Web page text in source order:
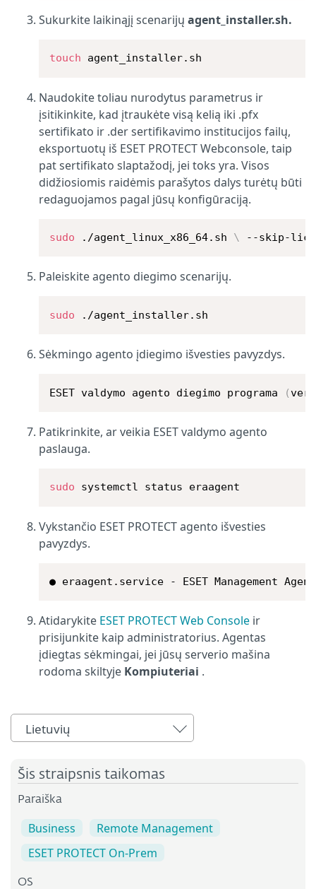
Sukurkite laikinąjį scenarijų agent_installer.sh.
touch agent_installer.sh
Naudokite toliau nurodytus parametrus ir
įsitikinkite, kad įtraukėte visą kelią iki .pfx
sertifikato ir .der sertifikavimo institucijos failų,
eksportuotų iš ESET PROTECT Webconsole, taip
pat sertifikato slaptažodį, jei toks yra. Visos
didžiosiomis raidėmis parašytos dalys turėtų būti
redaguojamos pagal jūsų konfigūraciją.
sudo ./agent_linux_x86_64.sh \ --skip-
Paleiskite agento diegimo scenarijų.
sudo ./agent_installer.sh
Sėkmingo agento įdiegimo išvesties pavyzdys.
ESET valdymo agento diegimo programa (
Patikrinkite, ar veikia ESET valdymo agento
paslauga.
sudo systemctl status eraagent
Vykstančio ESET PROTECT agento išvesties
pavyzdys.
● eraagent.service - ESET Management
Atidarykite ESET PROTECT Web Console ir
prisijunkite kaip administratorius. Agentas
įdiegtas sėkmingai, jei jūsų serverio mašina
rodoma skiltyje Kompiuteriai .
Lietuvių
Šis straipsnis taikomas
Paraiška
Business
Remote Management
ESET PROTECT On-Prem
OS